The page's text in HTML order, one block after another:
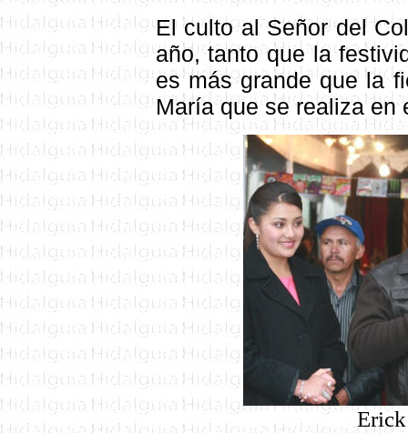
El culto al Señor del
año, tanto que la
es más grande que la
María que se realiza en
Erick